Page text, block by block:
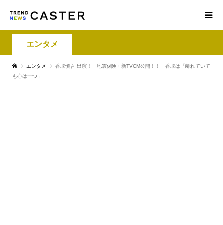
エンタメ
エンタメ
香取慎吾 出演！ 地震保険・新TVCM公開！！ 香取は「離れていて
も心は一つ」